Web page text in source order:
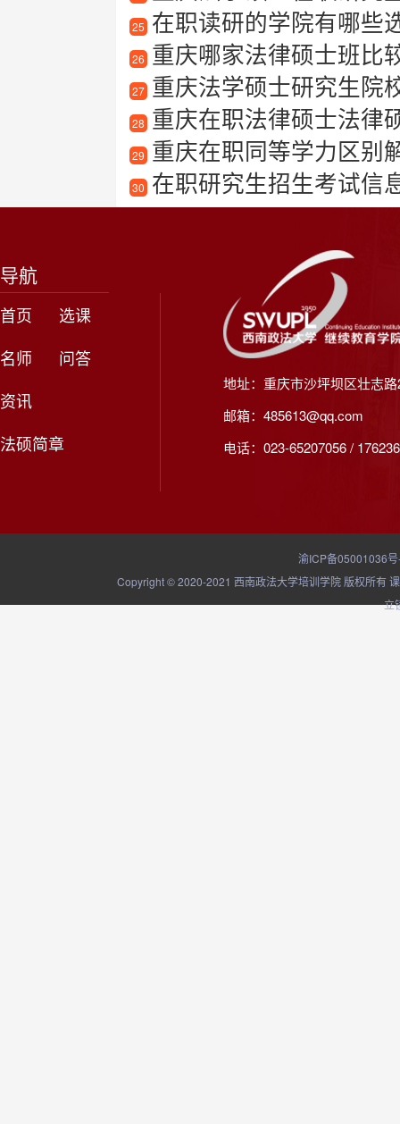
25 在职读研的学院有哪些
26 重庆哪家法律硕士班比
27 重庆法学硕士研究生院
28 重庆在职法律硕士法律
29 重庆在职同等学力区别
30 在职研究生招生考试信
导航
首页
选课
名师
问答
资讯
法硕简章
地址：重庆市沙坪坝区壮志
邮箱：485613@qq.com
电话：023-65207056 /
渝ICP备05001036
Copyright © 2020-2021 西南政法大学培训学院 版权所有
立